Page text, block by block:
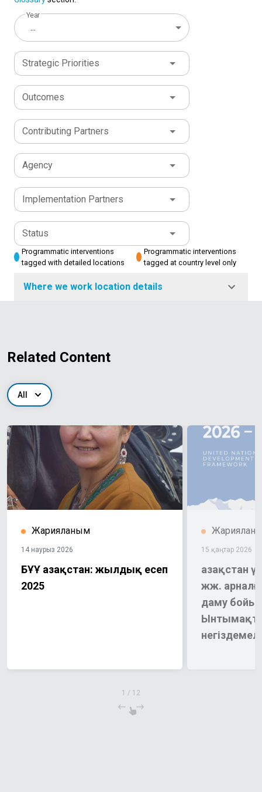
Year
...
Strategic Priorities
Outcomes
Contributing Partners
Agency
Implementation Partners
Status
Programmatic interventions
tagged with detailed locations
Programmatic interventions
tagged at country level only
Where we work location details
Related Content
All
Жарияланым
14 наурыз 2026
БҰҰ Қазақстан: жылдық есеп
2025
15 қаңтар 2026
Қазақстан
жж.
даму
1 / 12